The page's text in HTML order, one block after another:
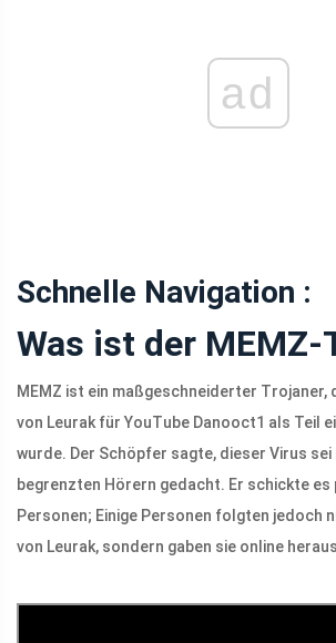
ad
Schnelle Navigation :
Was ist der MEMZ-
MEMZ ist ein maßgeschneiderter Trojaner,
von Leurak für YouTube Danooct1 als Teil
wurde. Der Schöpfer sagte, dieser Virus sei
begrenzten Hörern gedacht. Er schickte es
Personen; Einige Personen folgten jedoch
von Leurak, sondern gaben sie online